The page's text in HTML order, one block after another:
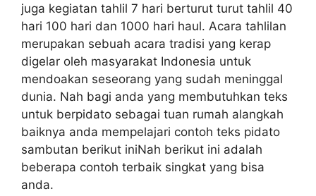
juga kegiatan tahlil 7 hari berturut turut tahlil 40
hari 100 hari dan 1000 hari haul. Acara tahlilan
merupakan sebuah acara tradisi yang kerap
digelar oleh masyarakat Indonesia untuk
mendoakan seseorang yang sudah meninggal
dunia. Nah bagi anda yang membutuhkan teks
untuk berpidato sebagai tuan rumah alangkah
baiknya anda mempelajari contoh teks pidato
sambutan berikut iniNah berikut ini adalah
beberapa contoh terbaik singkat yang bisa
anda.